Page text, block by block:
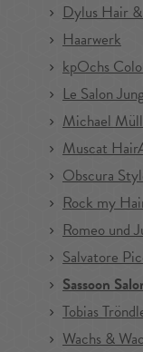
Dylus Hair
Haarwerk
kpOchs
Le Salon
Michael
Muscat
Obscura
Rock my
Romeo und
Salvatore
Sassoon
Tobias
Wachs &